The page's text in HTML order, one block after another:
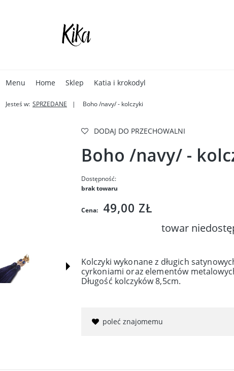
Menu Home Sklep Katia i krokodyl
Jesteś w: SPRZEDANE Boho /navy/ - kolczyki
DODAJ DO PRZECHOWALNI
Boho /navy/ -
Dostępność:
brak towaru
Cena: 49,00 ZŁ
towar
Kolczyki wykonane z długich
cyrkoniami oraz elementów
Długość kolczyków 8,5cm.
poleć znajomemu